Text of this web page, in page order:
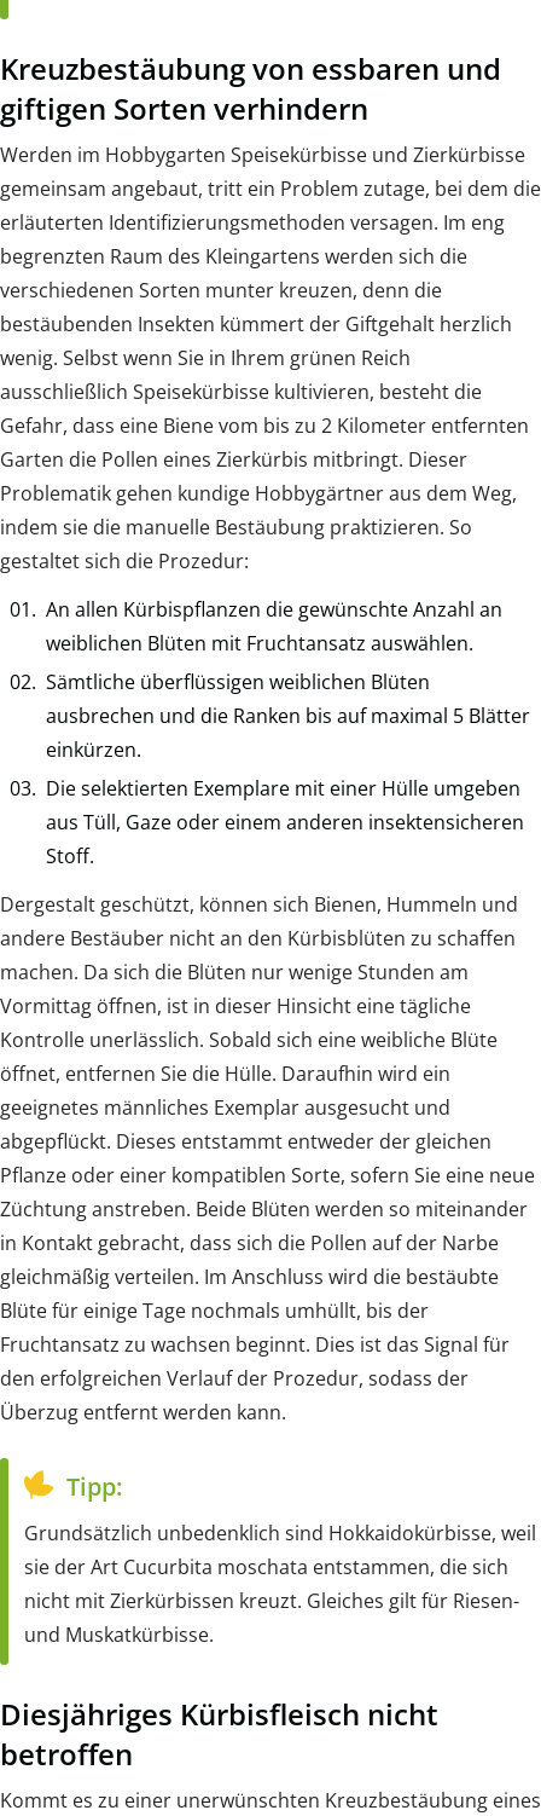
Kreuzbestäubung von essbaren und
giftigen Sorten verhindern
Werden im Hobbygarten Speisekürbisse und Zierkürbisse
gemeinsam angebaut, tritt ein Problem zutage, bei dem die
erläuterten Identifizierungsmethoden versagen. Im eng
begrenzten Raum des Kleingartens werden sich die
verschiedenen Sorten munter kreuzen, denn die
bestäubenden Insekten kümmert der Giftgehalt herzlich
wenig. Selbst wenn Sie in Ihrem grünen Reich
ausschließlich Speisekürbisse kultivieren, besteht die
Gefahr, dass eine Biene vom bis zu 2 Kilometer entfernten
Garten die Pollen eines Zierkürbis mitbringt. Dieser
Problematik gehen kundige Hobbygärtner aus dem Weg,
indem sie die manuelle Bestäubung praktizieren. So
gestaltet sich die Prozedur:
An allen Kürbispflanzen die gewünschte Anzahl an
weiblichen Blüten mit Fruchtansatz auswählen.
Sämtliche überflüssigen weiblichen Blüten
ausbrechen und die Ranken bis auf maximal 5 Blätter
einkürzen.
Die selektierten Exemplare mit einer Hülle umgeben
aus Tüll, Gaze oder einem anderen insektensicheren
Stoff.
Dergestalt geschützt, können sich Bienen, Hummeln und
andere Bestäuber nicht an den Kürbisblüten zu schaffen
machen. Da sich die Blüten nur wenige Stunden am
Vormittag öffnen, ist in dieser Hinsicht eine tägliche
Kontrolle unerlässlich. Sobald sich eine weibliche Blüte
öffnet, entfernen Sie die Hülle. Daraufhin wird ein
geeignetes männliches Exemplar ausgesucht und
abgepflückt. Dieses entstammt entweder der gleichen
Pflanze oder einer kompatiblen Sorte, sofern Sie eine neue
Züchtung anstreben. Beide Blüten werden so miteinander
in Kontakt gebracht, dass sich die Pollen auf der Narbe
gleichmäßig verteilen. Im Anschluss wird die bestäubte
Blüte für einige Tage nochmals umhüllt, bis der
Fruchtansatz zu wachsen beginnt. Dies ist das Signal für
den erfolgreichen Verlauf der Prozedur, sodass der
Überzug entfernt werden kann.
Tipp:
Grundsätzlich unbedenklich sind Hokkaidokürbisse, weil
sie der Art Cucurbita moschata entstammen, die sich
nicht mit Zierkürbissen kreuzt. Gleiches gilt für Riesen-
und Muskatkürbisse.
Diesjähriges Kürbisfleisch nicht
betroffen
Kommt es zu einer unerwünschten Kreuzbestäubung eines